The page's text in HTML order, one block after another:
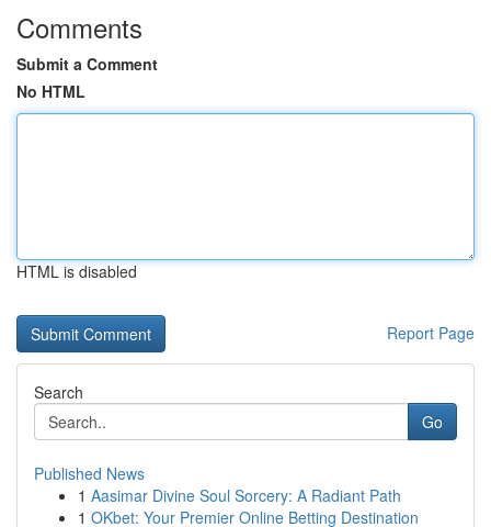
Comments
Submit a Comment
No HTML
HTML is disabled
Report Page
Search
Go
Published News
1 Aasimar Divine Soul Sorcery: A Radiant Path
1 OKbet: Your Premier Online Betting Destination